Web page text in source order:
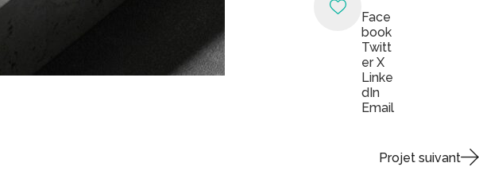
Face
book
Twitt
er X
Linke
dIn
Email
Projet suivant